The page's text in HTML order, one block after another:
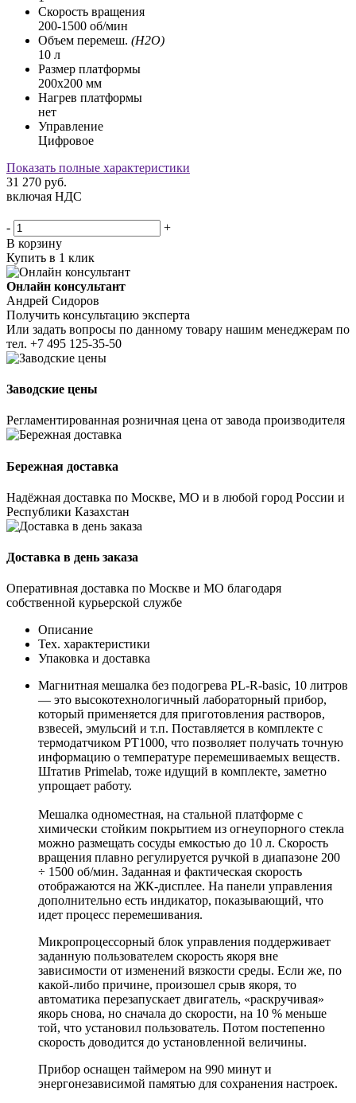
Скорость вращения
200-1500 об/мин
Объем перемеш. (H2O)
10 л
Размер платформы
200х200 мм
Нагрев платформы
нет
Управление
Цифровое
Показать полные характеристики
31 270 руб.
включая НДС
-
+
В корзину
Купить в 1 клик
Онлайн консультант
Андрей Сидоров
Получить консультацию эксперта
Или задать вопросы по данному товару нашим менеджерам по
тел. +7 495 125-35-50
Заводские цены
Регламентированная розничная цена от завода производителя
Бережная доставка
Надёжная доставка по Москве, МО и в любой город России и
Республики Казахстан
Доставка в день заказа
Оперативная доставка по Москве и МО благодаря
собственной курьерской службе
Описание
Тех. характеристики
Упаковка и доставка
Магнитная мешалка без подогрева PL-R-basic, 10 литров
— это высокотехнологичный лабораторный прибор,
который применяется для приготовления растворов,
взвесей, эмульсий и т.п. Поставляется в комплекте с
термодатчиком PT1000, что позволяет получать точную
информацию о температуре перемешиваемых веществ.
Штатив Primelab, тоже идущий в комплекте, заметно
упрощает работу.
Мешалка одноместная, на стальной платформе с
химически стойким покрытием из огнеупорного стекла
можно размещать сосуды емкостью до 10 л. Скорость
вращения плавно регулируется ручкой в диапазоне 200
÷ 1500 об/мин. Заданная и фактическая скорость
отображаются на ЖК-дисплее. На панели управления
дополнительно есть индикатор, показывающий, что
идет процесс перемешивания.
Микропроцессорный блок управления поддерживает
заданную пользователем скорость якоря вне
зависимости от изменений вязкости среды. Если же, по
какой-либо причине, произошел срыв якоря, то
автоматика перезапускает двигатель, «раскручивая»
якорь снова, но сначала до скорости, на 10 % меньше
той, что установил пользователь. Потом постепенно
скорость доводится до установленной величины.
Прибор оснащен таймером на 990 минут и
энергонезависимой памятью для сохранения настроек.